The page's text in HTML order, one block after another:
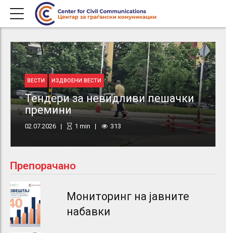
ВЕСТИ ИЗДВОЕНИ ВЕСТИ
Тендери за невидливи пешачки
премини
02.07.2026 1 min 313
Препорачано
Мониторинг на јавните
набавки